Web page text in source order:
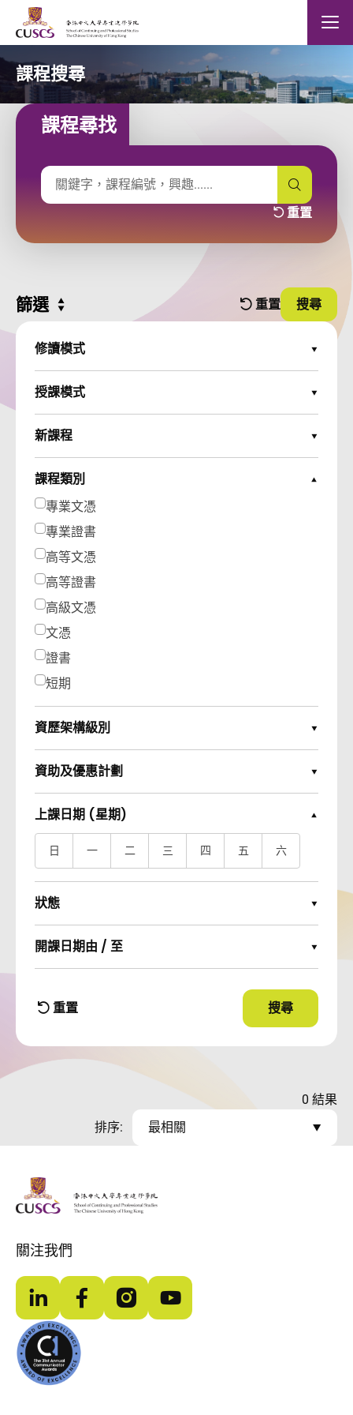
Skip to main content
The Chinese Univeristy of hong Kong Mobile
課程搜尋
課程尋找
輸入課程關鍵字
搜尋 課程
重置
關鍵字及篩選
Expand all
篩選 重置
篩選條件
搜尋
並使用
修讀模式
Expand Options
授課模式
Expand Options
新課程
Expand Options
課程類別
Collapse Options
專業文憑
專業證書
高等文憑
高等證書
高級文憑
文憑
證書
短期
資歷架構級別
Expand Options
資助及優惠計劃
Expand Options
上課日期 (星期)
Collapse Options
日 一 二 三 四 五 六
狀態
Expand Options
開課日期由 / 至
Expand Options
篩選條件
重置 使用篩選條件
搜尋
0 結果
排序:
最相關
The Chinese Univeristy of hong Kong
關注我們
LinkedInFacebookInstagramYouTube